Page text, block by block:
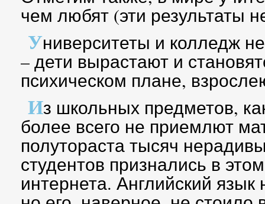
чем любят (эти результаты
Университеты и колледж
– дети вырастают и
психическом плане,
Из школьных предметов,
более всего не приемлют
полутораста тысяч
студентов признались в
интернета. Английский